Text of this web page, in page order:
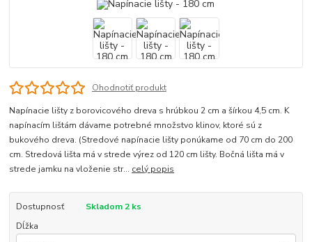
Ohodnotiť produkt
Napínacie lišty z borovicového dreva s hrúbkou 2 cm a šírkou 4,5 cm. K
napínacím lištám dávame potrebné množstvo klinov, ktoré sú z
bukového dreva. (Stredové napínacie lišty ponúkame od 70 cm do 200
cm. Stredová lišta má v strede výrez od 120 cm lišty. Bočná lišta má v
strede jamku na vloženie str... celý popis
Dostupnosť
Skladom 2 ks
Dĺžka